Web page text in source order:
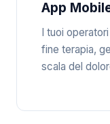
App
I tuoi
fine terapia,
scala del